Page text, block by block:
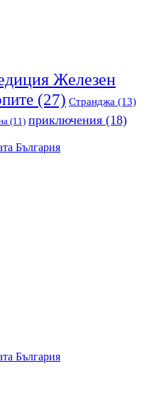
Железен
(27) Странджа (13)
(11) приключения (18)
България
България